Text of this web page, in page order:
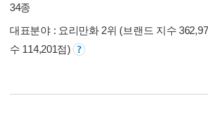
34종
대표분야 : 요리만화 2위 (브랜드 지수
수 114,201점)